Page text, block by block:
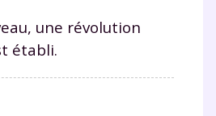
une révolution
établi.